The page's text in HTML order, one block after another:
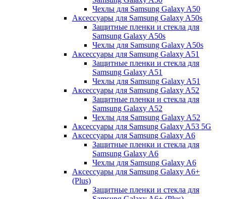
Чехлы для Samsung Galaxy A50
Аксессуары для Samsung Galaxy A50s
Защитные пленки и стекла для
Samsung Galaxy A50s
Чехлы для Samsung Galaxy A50s
Аксессуары для Samsung Galaxy A51
Защитные пленки и стекла для
Samsung Galaxy A51
Чехлы для Samsung Galaxy A51
Аксессуары для Samsung Galaxy A52
Защитные пленки и стекла для
Samsung Galaxy A52
Чехлы для Samsung Galaxy A52
Аксессуары для Samsung Galaxy A53 5G
Аксессуары для Samsung Galaxy A6
Защитные пленки и стекла для
Samsung Galaxy A6
Чехлы для Samsung Galaxy A6
Аксессуары для Samsung Galaxy A6+
(Plus)
Защитные пленки и стекла для